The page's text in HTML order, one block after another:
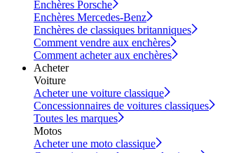
Enchères Porsche
Enchères Mercedes-Benz
Enchères de classiques britanniques
Comment vendre aux enchères
Comment acheter aux enchères
Acheter
Voiture
Acheter une voiture classique
Concessionnaires de voitures classiques
Toutes les marques
Motos
Acheter une moto classique